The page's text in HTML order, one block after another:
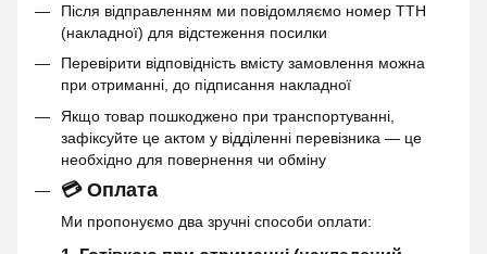
Після відправленням ми повідомляємо номер ТТН
(накладної) для відстеження посилки
Перевірити відповідність вмісту замовлення можна
при отриманні, до підписання накладної
Якщо товар пошкоджено при транспортуванні,
зафіксуйте це актом у відділенні перевізника — це
необхідно для повернення чи обміну
💳 Оплата
Ми пропонуємо два зручні способи оплати: